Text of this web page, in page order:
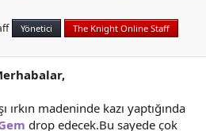
Yönetici The Knight Online Staff
ırkın madeninde kazı yaptığında
drop edecek.Bu sayede çok